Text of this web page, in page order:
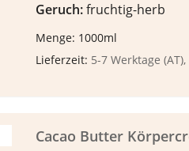
Geruch:fruchtig-herb
Menge: 1000ml
Lieferzeit: 5-7 Werktage
Cacao Butter